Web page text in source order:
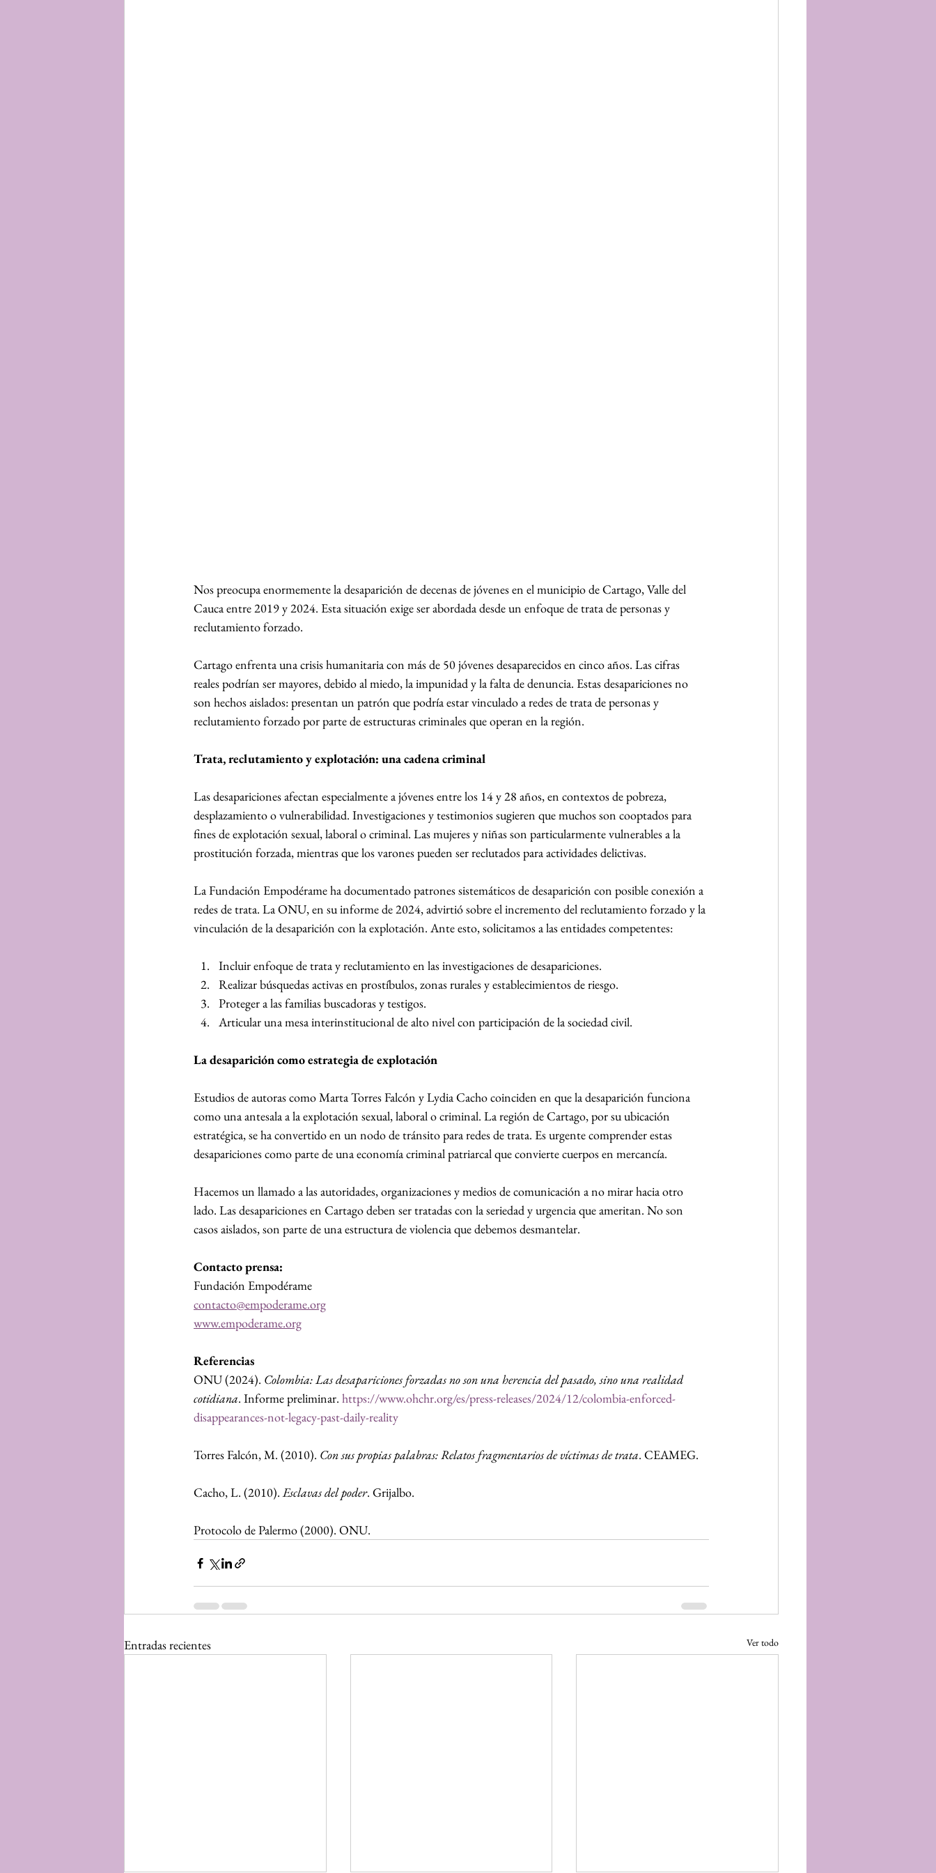
Nos preocupa enormemente la desaparición de decenas de jóvenes en el municipio de Cartago, Valle del
Cauca entre 2019 y 2024. Esta situación exige ser abordada desde un enfoque de trata de personas y
reclutamiento forzado.
Cartago enfrenta una crisis humanitaria con más de 50 jóvenes desaparecidos en cinco años. Las cifras
reales podrían ser mayores, debido al miedo, la impunidad y la falta de denuncia. Estas desapariciones no
son hechos aislados: presentan un patrón que podría estar vinculado a redes de trata de personas y
reclutamiento forzado por parte de estructuras criminales que operan en la región.
Trata, reclutamiento y explotación: una cadena criminal
Las desapariciones afectan especialmente a jóvenes entre los 14 y 28 años, en contextos de pobreza,
desplazamiento o vulnerabilidad. Investigaciones y testimonios sugieren que muchos son cooptados para
fines de explotación sexual, laboral o criminal. Las mujeres y niñas son particularmente vulnerables a la
prostitución forzada, mientras que los varones pueden ser reclutados para actividades delictivas.
La Fundación Empodérame ha documentado patrones sistemáticos de desaparición con posible conexión a
redes de trata. La ONU, en su informe de 2024, advirtió sobre el incremento del reclutamiento forzado y la
vinculación de la desaparición con la explotación. Ante esto, solicitamos a las entidades competentes:
Incluir enfoque de trata y reclutamiento en las investigaciones de desapariciones.
Realizar búsquedas activas en prostíbulos, zonas rurales y establecimientos de riesgo.
Proteger a las familias buscadoras y testigos.
Articular una mesa interinstitucional de alto nivel con participación de la sociedad civil.
La desaparición como estrategia de explotación
Estudios de autoras como Marta Torres Falcón y Lydia Cacho coinciden en que la desaparición funciona
como una antesala a la explotación sexual, laboral o criminal. La región de Cartago, por su ubicación
estratégica, se ha convertido en un nodo de tránsito para redes de trata. Es urgente comprender estas
desapariciones como parte de una economía criminal patriarcal que convierte cuerpos en mercancía.
Hacemos un llamado a las autoridades, organizaciones y medios de comunicación a no mirar hacia otro
lado. Las desapariciones en Cartago deben ser tratadas con la seriedad y urgencia que ameritan. No son
casos aislados, son parte de una estructura de violencia que debemos desmantelar.
Contacto prensa:
Fundación Empodérame
contacto@empoderame.org
www.empoderame.org
Referencias
ONU (2024). Colombia: Las desapariciones forzadas no son una herencia del pasado, sino una realidad
cotidiana. Informe preliminar. https://www.ohchr.org/es/press-releases/2024/12/colombia-enforced-
disappearances-not-legacy-past-daily-reality
Torres Falcón, M. (2010). Con sus propias palabras: Relatos fragmentarios de víctimas de trata. CEAMEG.
Cacho, L. (2010). Esclavas del poder. Grijalbo.
Protocolo de Palermo (2000). ONU.
Entradas recientes Ver todo